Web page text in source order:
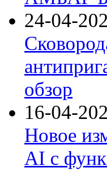
24-04-
обзор
16-04-
Новое
AI с